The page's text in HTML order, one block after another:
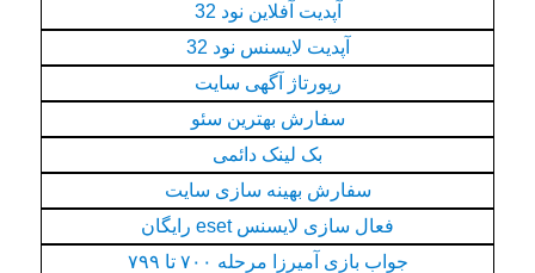
آپدیت آفلاین نود 32
آپدیت لایسنس نود 32
رپورتاژ آگهی سایت
سفارش بهترین سئو
بک لینک دائمی
سفارش بهینه سازی سایت
فعال سازی لایسنس eset رایگان
جواب بازی آمیرزا مرحله ۷۰۰ تا ۷۹۹